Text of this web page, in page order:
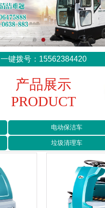
一键拨号：15562384420
产品展示
PRODUCT
电动保洁车
垃圾清理车